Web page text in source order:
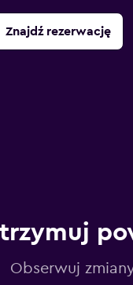
Znajdź rezerwację
Obserwuj